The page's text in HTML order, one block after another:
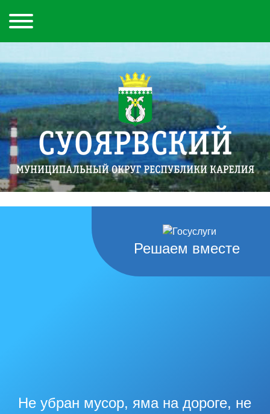
Решаем вместе
Не убран мусор, яма на дороге, не